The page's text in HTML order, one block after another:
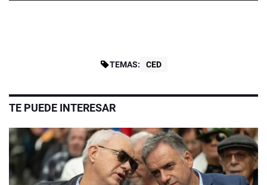
TEMAS: CED
TE PUEDE INTERESAR